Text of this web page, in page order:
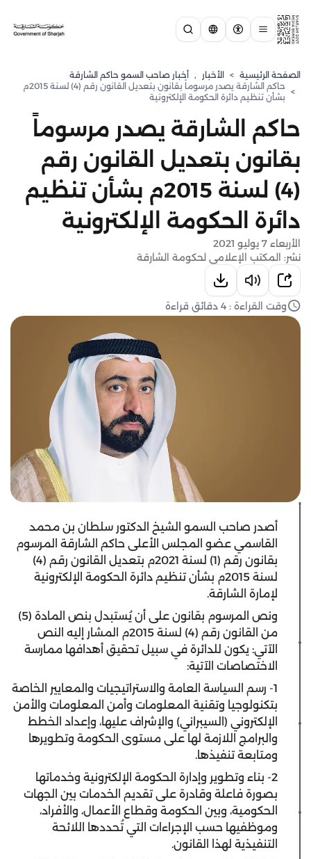
الصفحة الرئيسية > الأخبار , أخبار صاحب السمو حاكم الشارقة
>
حاكم الشارقة يصدر مرسوماً بقانون بتعديل القانون رقم (4) لسنة 2015م
بشأن تنظيم دائرة الحكومة الإلكترونية
حاكم الشارقة يصدر مرسوماً
بقانون بتعديل القانون رقم
(4) لسنة 2015م بشأن تنظيم
دائرة الحكومة الإلكترونية
الأربعاء 7 يوليو 2021
نشر: المكتب الإعلامي لحكومة الشارقة
وقت القراءة : 4 دقائق قراءة
أصدر صاحب السمو الشيخ الدكتور سلطان بن محمد
القاسمي عضو المجلس الأعلى حاكم الشارقة المرسوم
بقانون رقم (1) لسنة 2021م بتعديل القانون رقم (4)
لسنة 2015م بشأن تنظيم دائرة الحكومة الإلكترونية
لإمارة الشارقة.
ونص المرسوم بقانون على أن يُستبدل بنص المادة (5)
من القانون رقم (4) لسنة 2015م المشار إليه النص
الآتي: يكون للدائرة في سبيل تحقيق أهدافها ممارسة
الاختصاصات الآتية:
1- رسم السياسة العامة والاستراتيجيات والمعايير الخاصة
بتكنولوجيا وتقنية المعلومات وأمن المعلومات والأمن
الإلكتروني (السيبراني) والإشراف عليها، وإعداد الخطط
والبرامج اللازمة لها على مستوى الحكومة وتطويرها
ومتابعة تنفيذها.
2- بناء وتطوير وإدارة الحكومة الإلكترونية وخدماتها
بصورة فاعلة وقادرة على تقديم الخدمات بين الجهات
الحكومية، وبين الحكومة وقطاع الأعمال، والأفراد،
وموظفيها حسب الإجراءات التي تُحددها اللائحة
التنفيذية لهذا القانون.